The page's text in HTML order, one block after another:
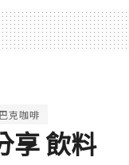
克咖啡
享 飲料